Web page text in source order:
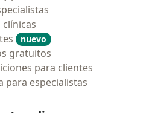
clínicas
nuevo
gratuitos
para clientes
para especialistas